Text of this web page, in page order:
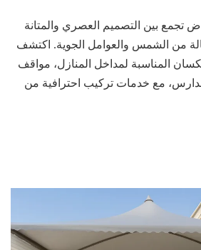
تجمع بين التصميم العصري والمتانة
من الشمس والعوامل الجوية. اكتشف
المناسبة لمداخل المنازل، مواقف
مع خدمات تركيب احترافية من